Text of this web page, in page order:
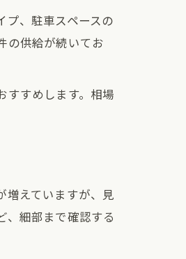
プ、駐車スペースの
の供給が続いてお
すすめします。相場
増えていますが、見
、細部まで確認する